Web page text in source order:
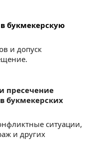
букмекерскую
и допуск
пресечение
букмекерских
ситуации,
и других